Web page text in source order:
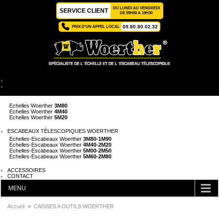
SERVICE CLIENT
DU LUNDI AU VENDREDI
DE 09H00 A 19H30
PRIX D'UN APPEL LOCAL 09.80.80.02.32
Echelles Woerther 3M80
Echelles Woerther 4M40
Echelles Woerther 5M20
ESCABEAUX TÉLESCOPIQUES WOERTHER
Echelles-Escabeaux Woerther 3M80-1M90
Echelles-Escabeaux Woerther 4M40-2M20
Echelles-Escabeaux Woerther 5M00-2M50
Echelles-Escabeaux Woerther 5M60-2M80
ACCESSOIRES
CONTACT
MENU
CATÉGORIES
Accueil > CAISSES A OUTILS WOERTHER